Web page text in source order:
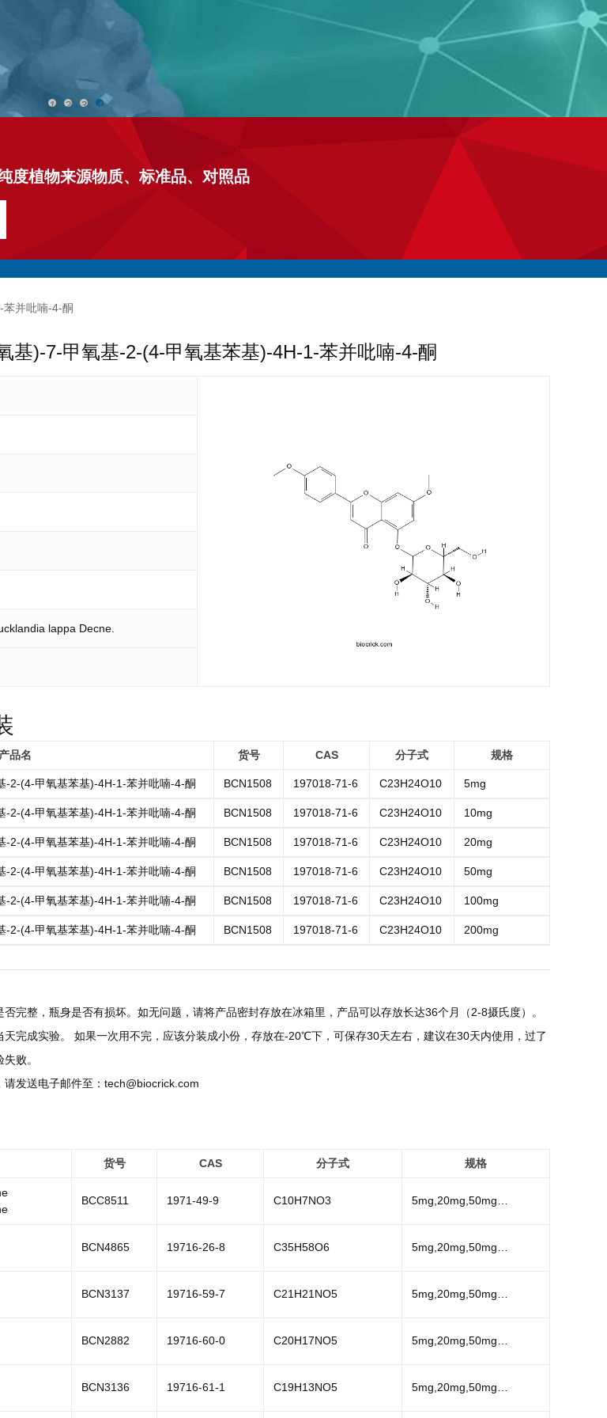
1 2 3 4
度植物来源物质、标准品、对照品
并吡喃-4-酮
基)-7-甲氧基-2-(4-甲氧基苯基)-4H-1-苯并吡喃-4-酮
lappa Decne.
产品名 货号 CAS 分子式 规格
2-(4-甲氧基苯基)-4H-1-苯并吡喃-4-酮 BCN1508 197018-71-6 C23H24O10 5mg
2-(4-甲氧基苯基)-4H-1-苯并吡喃-4-酮 BCN1508 197018-71-6 C23H24O10 10mg
2-(4-甲氧基苯基)-4H-1-苯并吡喃-4-酮 BCN1508 197018-71-6 C23H24O10 20mg
2-(4-甲氧基苯基)-4H-1-苯并吡喃-4-酮 BCN1508 197018-71-6 C23H24O10 50mg
2-(4-甲氧基苯基)-4H-1-苯并吡喃-4-酮 BCN1508 197018-71-6 C23H24O10 100mg
2-(4-甲氧基苯基)-4H-1-苯并吡喃-4-酮 BCN1508 197018-71-6 C23H24O10 200mg
完整，瓶身是否有损坏。如无问题，请将产品密封存放在冰箱里，产品可以存放长达36个月（2-8摄氏度）。
完成实验。 如果一次用不完，应该分装成小份，存放在-20℃下，可保存30天左右，建议在30天内使用，过了
败。
发送电子邮件至：tech@biocrick.com
货号 CAS 分子式 规格
BCC8511 1971-49-9 C10H7NO3 5mg,20mg,50mg…
BCN4865 19716-26-8 C35H58O6 5mg,20mg,50mg…
BCN3137 19716-59-7 C21H21NO5 5mg,20mg,50mg…
BCN2882 19716-60-0 C20H17NO5 5mg,20mg,50mg…
BCN3136 19716-61-1 C19H13NO5 5mg,20mg,50mg…